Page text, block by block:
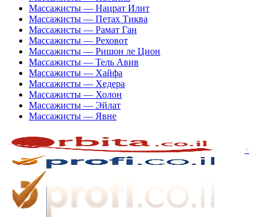
Массажисты — Нацрат Илит
Массажисты — Петах Тиква
Массажисты — Рамат Ган
Массажисты — Реховот
Массажисты — Ришон ле Цион
Массажисты — Тель Авив
Массажисты — Хайфа
Массажисты — Хедера
Массажисты — Холон
Массажисты — Эйлат
Массажисты — Явне
+